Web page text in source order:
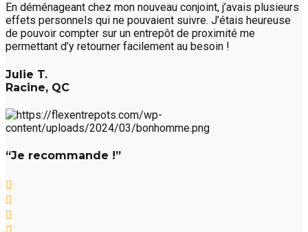
En déménageant chez mon nouveau conjoint, j’avais plusieurs
effets personnels qui ne pouvaient suivre. J’étais heureuse
de pouvoir compter sur un entrepôt de proximité me
permettant d’y retourner facilement au besoin !
Julie T.
Racine, QC
“Je recommande !”